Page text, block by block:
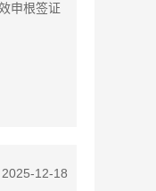
申根签证
2025-12-18